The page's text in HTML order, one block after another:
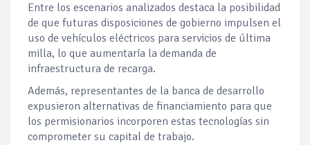
Entre los escenarios analizados destaca la posibilidad
de que futuras disposiciones de gobierno impulsen el
uso de vehículos eléctricos para servicios de última
milla, lo que aumentaría la demanda de
infraestructura de recarga.
Además, representantes de la banca de desarrollo
expusieron alternativas de financiamiento para que
los permisionarios incorporen estas tecnologías sin
comprometer su capital de trabajo.